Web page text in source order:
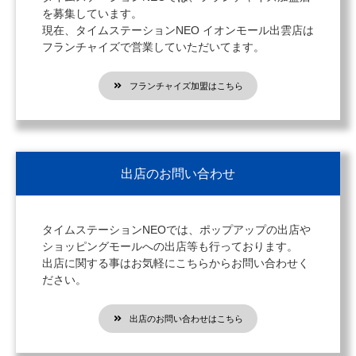
を募集しています。
現在、タイムステーションNEO イオンモール出雲店は
フランチャイズで営業していただいてます。
フランチャイズ加盟はこちら
出店のお問い合わせ
タイムステーションNEOでは、ポップアップの出店や
ショッピングモールへの出店等も行っております。
出店に関する事はお気軽にこちらからお問い合わせく
ださい。
出店のお問い合わせはこちら